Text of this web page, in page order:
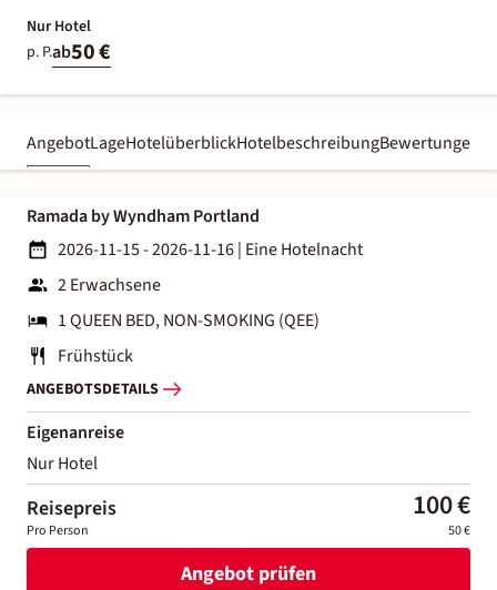
Nur Hotel
p. P.ab50 €
AngebotLageHotelüberblickHotelbeschreibungBewertungen
Ramada by Wyndham Portland
2026-11-15 - 2026-11-16| Eine Hotelnacht
2 Erwachsene
1 QUEEN BED, NON-SMOKING (QEE)
Frühstück
ANGEBOTSDETAILS
Eigenanreise
Nur Hotel
Reisepreis 100 €
Pro Person 50 €
Angebot prüfen